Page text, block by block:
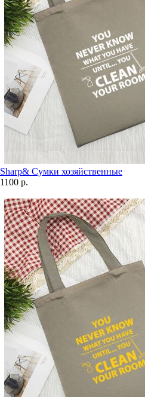
Sharp& Сумки хозяйственные
1100 р.